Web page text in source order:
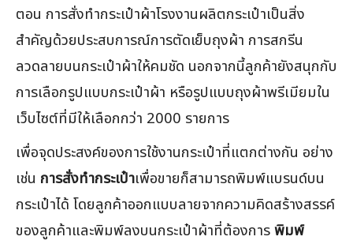
ตอน การสั่งทำกระเป๋าผ้าโรงงานผลิตกระเป๋าเป็นสิ่ง
สำคัญด้วยประสบการณ์การตัดเย็บถุงผ้า การสกรีน
ลวดลายบนกระเป๋าผ้าให้คมชัด นอกจากนี้ลูกค้ายังสนุกกับ
การเลือกรูปแบบกระเป๋าผ้า หรือรูปแบบถุงผ้าพรีเมียมใน
เว็บไซต์ที่มีให้เลือกกว่า 2000 รายการ
เพื่อจุดประสงค์ของการใช้งานกระเป๋าที่แตกต่างกัน อย่าง
เช่น การสั่งทำกระเป๋าเพื่อขายก็สามารถพิมพ์แบรนด์บน
กระเป๋าได้ โดยลูกค้าออกแบบลายจากความคิดสร้างสรรค์
ของลูกค้าและพิมพ์ลงบนกระเป๋าผ้าที่ต้องการพิมพ์